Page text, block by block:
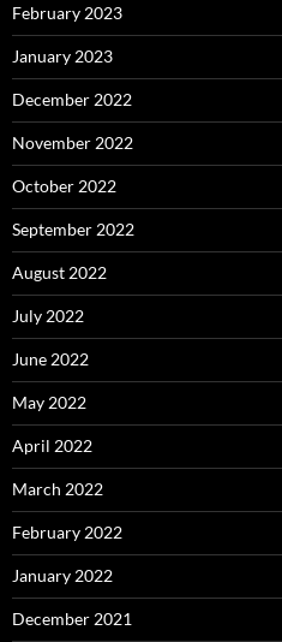
February 2023
January 2023
December 2022
November 2022
October 2022
September 2022
August 2022
July 2022
June 2022
May 2022
April 2022
March 2022
February 2022
January 2022
December 2021